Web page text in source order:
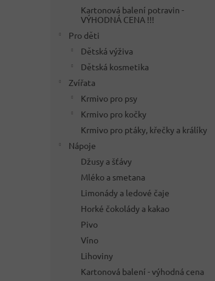
Kartonová balení potravin -
VÝHODNÁ CENA !!!
Pro děti
Dětská výživa
Dětská kosmetika
Zvířata
Krmivo pro psy
Krmivo pro kočky
Krmivo pro ptáky, křečky a králíky
Nápoje
Džusy a šťávy
Mléko a smetana
Limonády a ledové čaje
Horké čokolády a kakao
Pivo
Víno
Lihoviny
Kartonová balení - výhodná cena